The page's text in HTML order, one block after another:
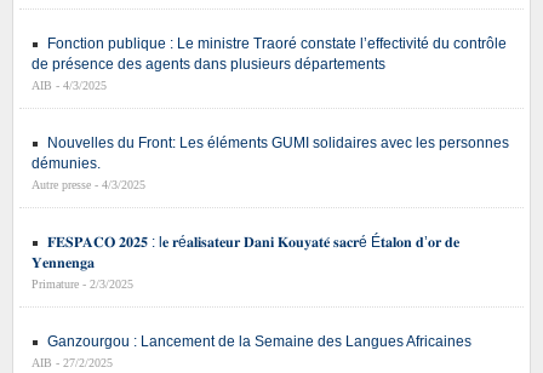
Fonction publique : Le ministre Traoré constate l’effectivité du contrôle
de présence des agents dans plusieurs départements
AIB - 4/3/2025
Nouvelles du Front: Les éléments GUMI solidaires avec les personnes
démunies.
Autre presse - 4/3/2025
𝐅𝐄𝐒𝐏𝐀𝐂𝐎 𝟐𝟎𝟐𝟓 : l𝐞 𝐫é𝐚𝐥𝐢𝐬𝐚𝐭𝐞𝐮𝐫 𝐃𝐚𝐧𝐢 𝐊𝐨𝐮𝐲𝐚𝐭𝐞́ 𝐬𝐚𝐜𝐫é É𝐭𝐚𝐥𝐨𝐧 𝐝’𝐨𝐫 𝐝𝐞
𝐘𝐞𝐧𝐧𝐞𝐧𝐠𝐚
Primature - 2/3/2025
Ganzourgou : Lancement de la Semaine des Langues Africaines
AIB - 27/2/2025